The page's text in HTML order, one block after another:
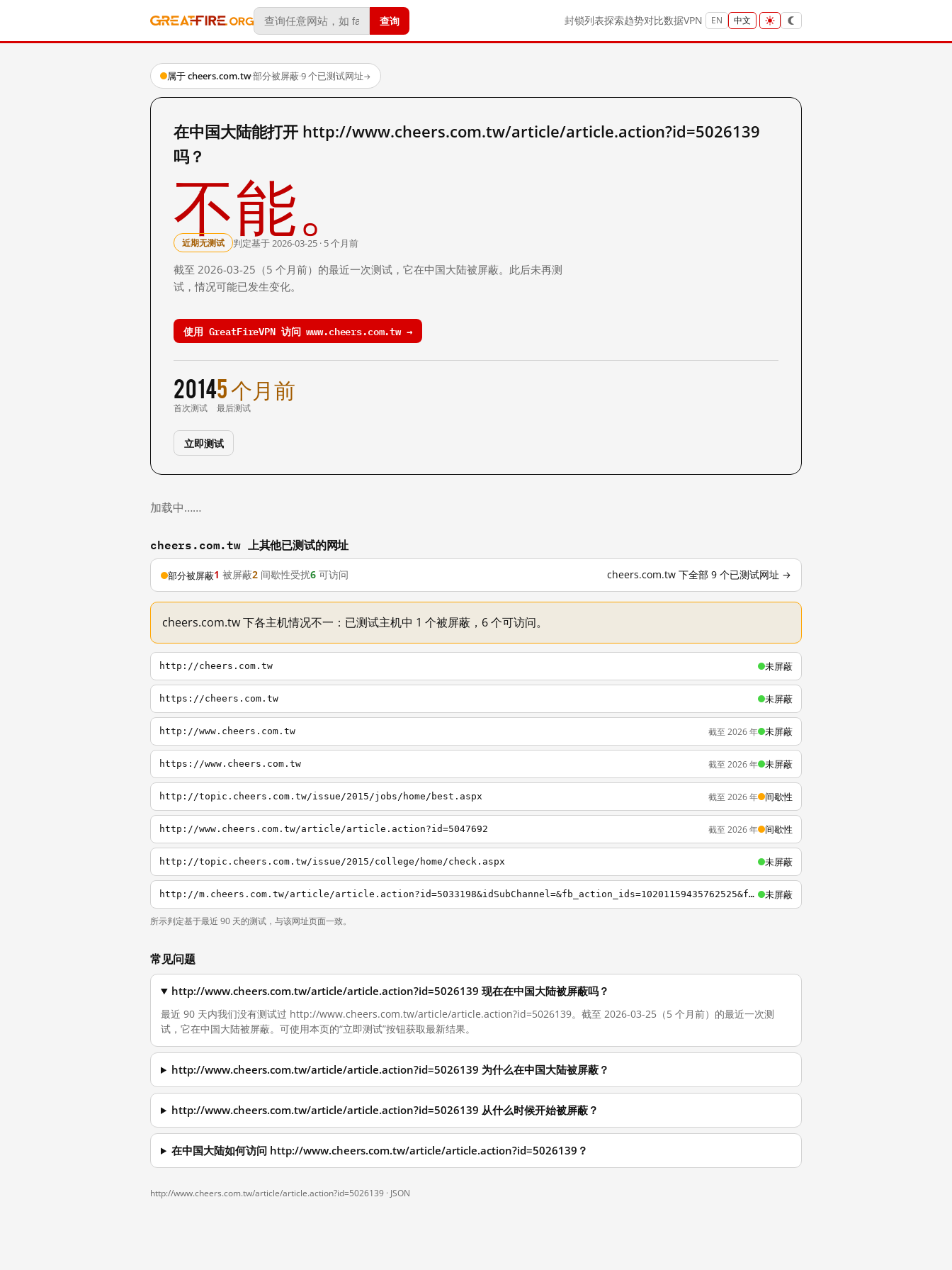
查询 封锁列表探索趋势对比数据VPN EN 中文
属于 cheers.com.tw·部分被屏蔽·9 个已测试网址→
在中国大陆能打开 http://www.cheers.com.tw/article/article.action?id=5026139
吗？
不能。
近期无测试 判定基于 2026-03-25 · 5 个月前
截至 2026-03-25（5 个月前）的最近一次测试，它在中国大陆被屏蔽。此后未再测
试，情况可能已发生变化。
使用 GreatFireVPN 访问 www.cheers.com.tw →
2014
首次测试
5 个月前
最后测试
立即测试
加载中……
cheers.com.tw 上其他已测试的网址
部分被屏蔽1 被屏蔽2 间歇性受扰6 可访问 cheers.com.tw 下全部 9 个已测试网址 →
cheers.com.tw 下各主机情况不一：已测试主机中 1 个被屏蔽，6 个可访问。
http://cheers.com.tw 未屏蔽
https://cheers.com.tw 未屏蔽
http://www.cheers.com.tw 截至 2026 年 未屏蔽
https://www.cheers.com.tw 截至 2026 年 未屏蔽
http://topic.cheers.com.tw/issue/2015/jobs/home/best.aspx 截至 2026 年 间歇性
http://www.cheers.com.tw/article/article.action?id=5047692 截至 2026 年 间歇性
http://topic.cheers.com.tw/issue/2015/college/home/check.aspx 未屏蔽
http://m.cheers.com.tw/article/article.action?id=5033198&idSubChannel=&fb_action_ids=10201159435762525&fb_action_types=og.likes&fb_source=other_multiline&action_object_map=%5B287683334687463%5D&action_type_map=%5B%22og.likes%22%5D&action_ref_map=%5B%5D 未屏蔽
所示判定基于最近 90 天的测试，与该网址页面一致。
常见问题
http://www.cheers.com.tw/article/article.action?id=5026139 现在在中国大陆被屏蔽吗？
最近 90 天内我们没有测试过 http://www.cheers.com.tw/article/article.action?id=5026139。截至 2026-03-25（5 个月前）的最近一次测
试，它在中国大陆被屏蔽。可使用本页的“立即测试”按钮获取最新结果。
http://www.cheers.com.tw/article/article.action?id=5026139 为什么在中国大陆被屏蔽？
http://www.cheers.com.tw/article/article.action?id=5026139 从什么时候开始被屏蔽？
在中国大陆如何访问 http://www.cheers.com.tw/article/article.action?id=5026139？
http://www.cheers.com.tw/article/article.action?id=5026139 · JSON